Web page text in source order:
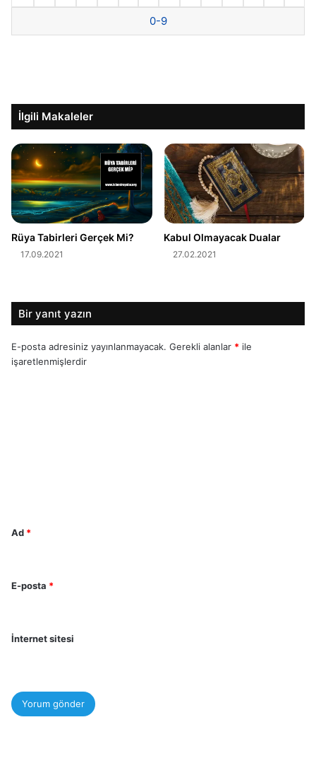
0-9
İlgili Makaleler
Rüya Tabirleri Gerçek Mi?
17.09.2021
Kabul Olmayacak Dualar
27.02.2021
Bir yanıt yazın
E-posta adresiniz yayınlanmayacak. Gerekli alanlar * ile
işaretlenmişlerdir
Ad *
E-posta *
İnternet sitesi